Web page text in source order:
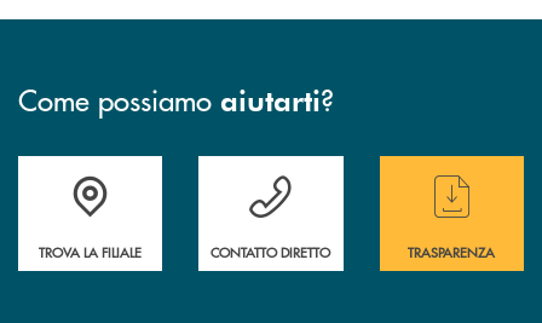
Come possiamo aiutarti?
Accedi all' elenco completo delle filiali
TROVA LA FILIALE
Hai bisogno di assistenza immediata ?
CONTATTO DIRETTO
Hai bisogno di
TRASPARENZA